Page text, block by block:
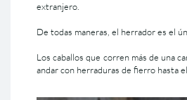
extranjero.
De todas maneras, el herrador es el
Los caballos que corren más de una
andar con herraduras de fierro hasta